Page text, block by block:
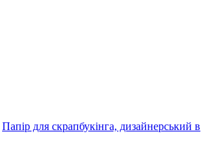
Папір для скрапбукінга, дизайнерський в